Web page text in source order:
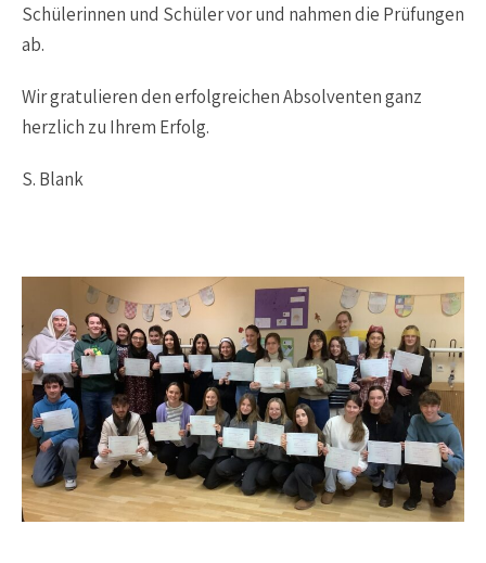
Schülerinnen und Schüler vor und nahmen die Prüfungen
ab.
Wir gratulieren den erfolgreichen Absolventen ganz
herzlich zu Ihrem Erfolg.
S. Blank